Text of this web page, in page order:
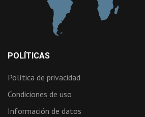
POLÍTICAS
Política de privacidad
Condiciones de uso
Información de datos